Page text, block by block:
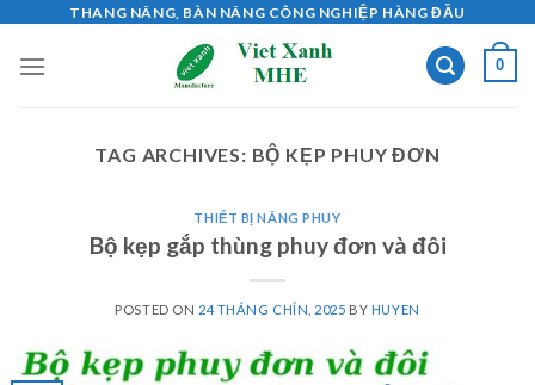
content
THANG NÂNG, BÀN NÂNG CÔNG NGHIỆP HÀNG ĐẦU
0
TAG ARCHIVES: BỘ KẸP PHUY ĐƠN
THIẾT BỊ NÂNG PHUY
Bộ kẹp gắp thùng phuy đơn và đôi
POSTED ON 24 THÁNG CHÍN, 2025 BY HUYEN